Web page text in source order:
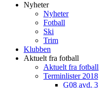
Nyheter
Nyheter
Fotball
Ski
Trim
Klubben
Aktuelt fra fotball
Aktuelt fra fotball
Terminlister 2018
G08 avd. 3